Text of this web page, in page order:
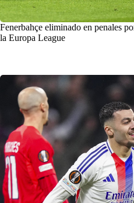
Fenerbahçe eliminado en penales
la Europa League